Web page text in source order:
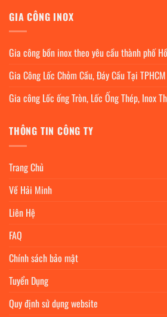
GIA CÔNG INOX
Gia công bồn inox theo yêu cầu thành phố
Gia Công Lốc Chỏm Cầu, Đáy Cầu Tại TPHCM
Gia công Lốc ống Tròn, Lốc Ống Thép, Inox
THÔNG TIN CÔNG TY
Trang Chủ
Về Hải Minh
Liên Hệ
FAQ
Chính sách bảo mật
Tuyển Dụng
Quy định sử dụng website